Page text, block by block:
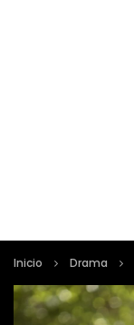
Inicio Drama